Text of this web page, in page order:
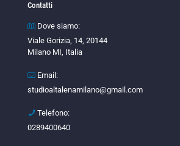
Contatti
Dove siamo:
Viale Gorizia, 14, 20144
Milano MI, Italia
Email:
studioaltalenamilano@gmail.com
Telefono:
0289400640